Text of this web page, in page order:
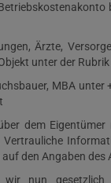
Ärzte,
unter der
MBA unter
dem
den Angaben des
wir nun gesetzlich